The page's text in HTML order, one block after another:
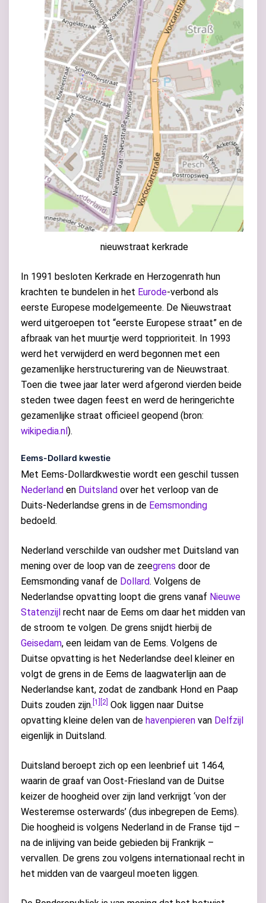
nieuwstraat kerkrade
In 1991 besloten Kerkrade en Herzogenrath hun
krachten te bundelen in het Eurode-verbond als
eerste Europese modelgemeente. De Nieuwstraat
werd uitgeroepen tot “eerste Europese straat” en de
afbraak van het muurtje werd topprioriteit. In 1993
werd het verwijderd en werd begonnen met een
gezamenlijke herstructurering van de Nieuwstraat.
Toen die twee jaar later werd afgerond vierden beide
steden twee dagen feest en werd de heringerichte
gezamenlijke straat officieel geopend (bron:
wikipedia.nl ).
Eems-Dollard kwestie
Met Eems-Dollardkwestie wordt een geschil tussen
Nederland en Duitsland over het verloop van de
Duits-Nederlandse grens in de Eemsmonding
bedoeld.
Nederland verschilde van oudsher met Duitsland van
mening over de loop van de zeegrens door de
Eemsmonding vanaf de Dollard. Volgens de
Nederlandse opvatting loopt die grens vanaf Nieuwe
Statenzijl recht naar de Eems om daar het midden van
de stroom te volgen. De grens snijdt hierbij de
Geisedam, een leidam van de Eems. Volgens de
Duitse opvatting is het Nederlandse deel kleiner en
volgt de grens in de Eems de laagwaterlijn aan de
Nederlandse kant, zodat de zandbank Hond en Paap
Duits zouden zijn. [1] [2] Ook liggen naar Duitse
opvatting kleine delen van de havenpieren van Delfzijl
eigenlijk in Duitsland.
Duitsland beroept zich op een leenbrief uit 1464,
waarin de graaf van Oost-Friesland van de Duitse
keizer de hoogheid over zijn land verkrijgt ‘von der
Westeremse osterwards’ (dus inbegrepen de Eems).
Die hoogheid is volgens Nederland in de Franse tijd –
na de inlijving van beide gebieden bij Frankrijk –
vervallen. De grens zou volgens internationaal recht in
het midden van de vaargeul moeten liggen.